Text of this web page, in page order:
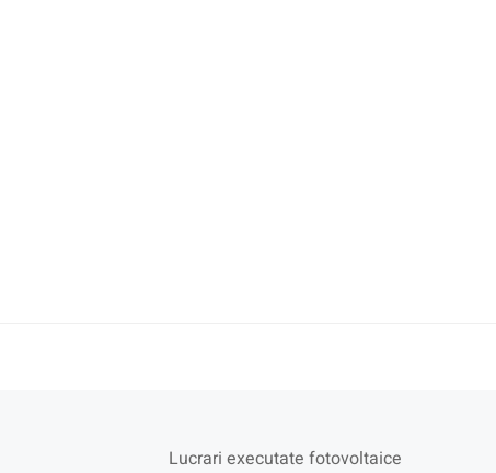
Lucrari executate fotovoltaice